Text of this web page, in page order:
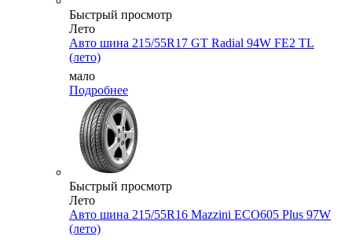
Быстрый просмотр
Лето
Авто шина 215/55R17 GT Radial 94W FE2 TL
(лето)
мало
Подробнее
Быстрый просмотр
Лето
Авто шина 215/55R16 Mazzini ECO605 Plus 97W
(лето)